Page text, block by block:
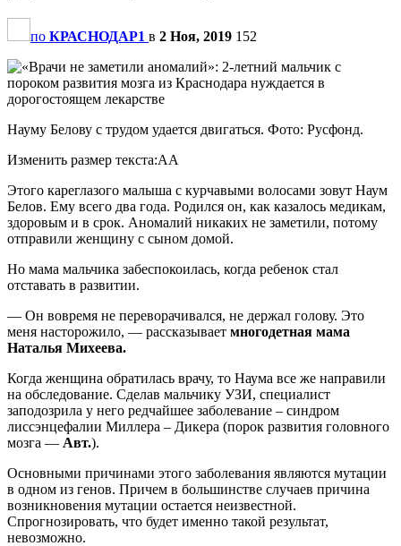
по КРАСНОДАР1 в 2 Ноя, 2019 152
Науму Белову с трудом удается двигаться. Фото: Русфонд.
Изменить размер текста:AA
Этого кареглазого малыша с курчавыми волосами зовут Наум
Белов. Ему всего два года. Родился он, как казалось медикам,
здоровым и в срок. Аномалий никаких не заметили, потому
отправили женщину с сыном домой.
Но мама мальчика забеспокоилась, когда ребенок стал
отставать в развитии.
— Он вовремя не переворачивался, не держал голову. Это
меня насторожило, — рассказывает многодетная мама
Наталья Михеева.
Когда женщина обратилась врачу, то Наума все же направили
на обследование. Сделав мальчику УЗИ, специалист
заподозрила у него редчайшее заболевание – синдром
лиссэнцефалии Миллера – Дикера (порок развития головного
мозга — Авт.).
Основными причинами этого заболевания являются мутации
в одном из генов. Причем в большинстве случаев причина
возникновения мутации остается неизвестной.
Спрогнозировать, что будет именно такой результат,
невозможно.